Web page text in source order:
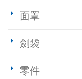
面罩
劍袋
零件